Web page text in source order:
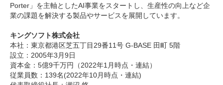
Porter」を主軸としたAI事業をスタートし、生産性の向上など企
業の課題を解決する製品やサービスを展開しています。
キングソフト株式会社
本社：東京都港区芝五丁目29番11号 G-BASE 田町 5階
設立：2005年3月9日
資本金：5億9千万円（2022年1月時点・連結）
従業員数：139名(2022年10月時点・連結)